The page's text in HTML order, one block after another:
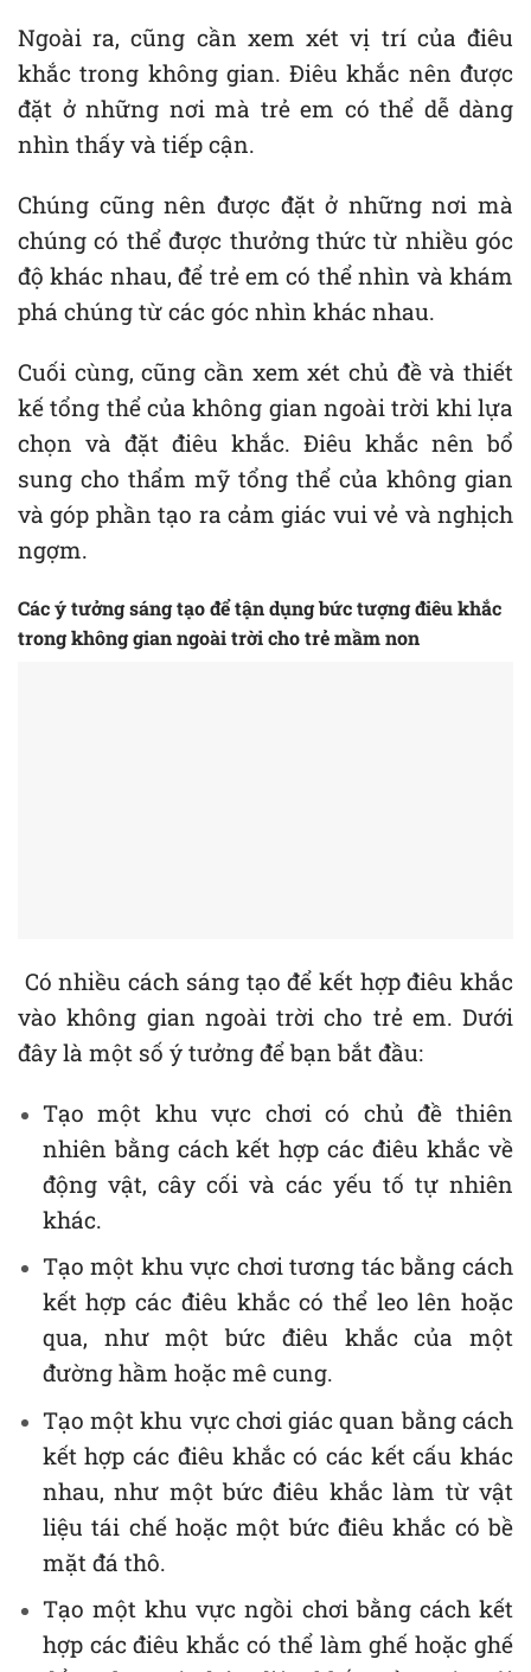
Ngoài ra, cũng cần xem xét vị trí của điêu
khắc trong không gian. Điêu khắc nên được
đặt ở những nơi mà trẻ em có thể dễ dàng
nhìn thấy và tiếp cận.
Chúng cũng nên được đặt ở những nơi mà
chúng có thể được thưởng thức từ nhiều góc
độ khác nhau, để trẻ em có thể nhìn và khám
phá chúng từ các góc nhìn khác nhau.
Cuối cùng, cũng cần xem xét chủ đề và thiết
kế tổng thể của không gian ngoài trời khi lựa
chọn và đặt điêu khắc. Điêu khắc nên bổ
sung cho thẩm mỹ tổng thể của không gian
và góp phần tạo ra cảm giác vui vẻ và nghịch
ngợm.
Các ý tưởng sáng tạo để tận dụng bức tượng điêu khắc
trong không gian ngoài trời cho trẻ mầm non
Có nhiều cách sáng tạo để kết hợp điêu khắc
vào không gian ngoài trời cho trẻ em. Dưới
đây là một số ý tưởng để bạn bắt đầu:
Tạo một khu vực chơi có chủ đề thiên
nhiên bằng cách kết hợp các điêu khắc về
động vật, cây cối và các yếu tố tự nhiên
khác.
Tạo một khu vực chơi tương tác bằng cách
kết hợp các điêu khắc có thể leo lên hoặc
qua, như một bức điêu khắc của một
đường hầm hoặc mê cung.
Tạo một khu vực chơi giác quan bằng cách
kết hợp các điêu khắc có các kết cấu khác
nhau, như một bức điêu khắc làm từ vật
liệu tái chế hoặc một bức điêu khắc có bề
mặt đá thô.
Tạo một khu vực ngồi chơi bằng cách kết
hợp các điêu khắc có thể làm ghế hoặc ghế